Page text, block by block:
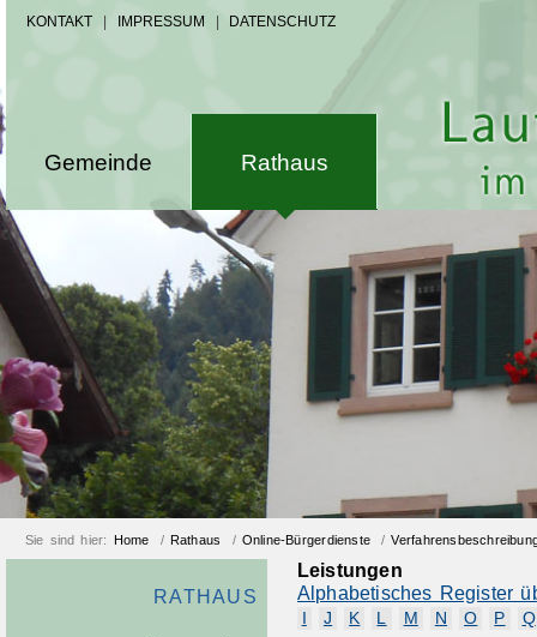
KONTAKT IMPRESSUM DATENSCHUTZ
Gemeinde Rathaus
Sie sind hier: Home / Rathaus / Online-Bürgerdienste /
RATHAUS
Leistungen
Alphabetisches Register
J K L M N O P Q